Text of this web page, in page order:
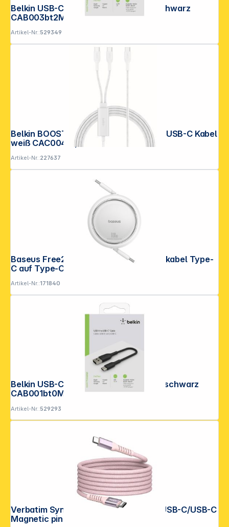
Belkin USB-C/USB-C Kabel 2m PVC, schwarz
CAB003bt2MBK
Artikel-Nr.:529349
Belkin BOOSTCHARGE Pro 140W 1,5m USB-C Kabel
weiß CAC004hq1.5MWH
Artikel-Nr.:227637
Baseus Free2Draw ausziehbares Ladekabel Type-
C auf Type-C 100W
Artikel-Nr.:171840
Belkin USB-C/USB-A Kabel 15cm PVC, schwarz
CAB001bt0MBK
Artikel-Nr.:529293
Verbatim Sync&Charge 100W 120cm USB-C/USB-C